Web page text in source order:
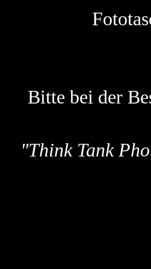
Bitte bei der
"Think Tank